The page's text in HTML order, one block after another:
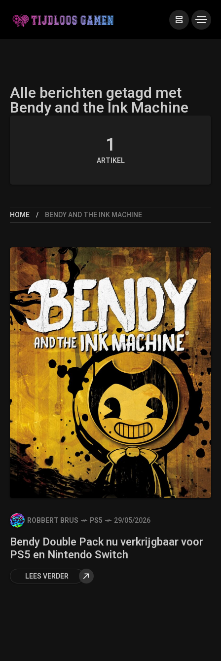
Alle berichten getagd met
Bendy and the Ink Machine
1
ARTIKEL
HOME BENDY AND THE INK MACHINE
ROBBERT BRUS PS5 29/05/2026
Bendy Double Pack nu verkrijgbaar voor
PS5 en Nintendo Switch
LEES VERDER